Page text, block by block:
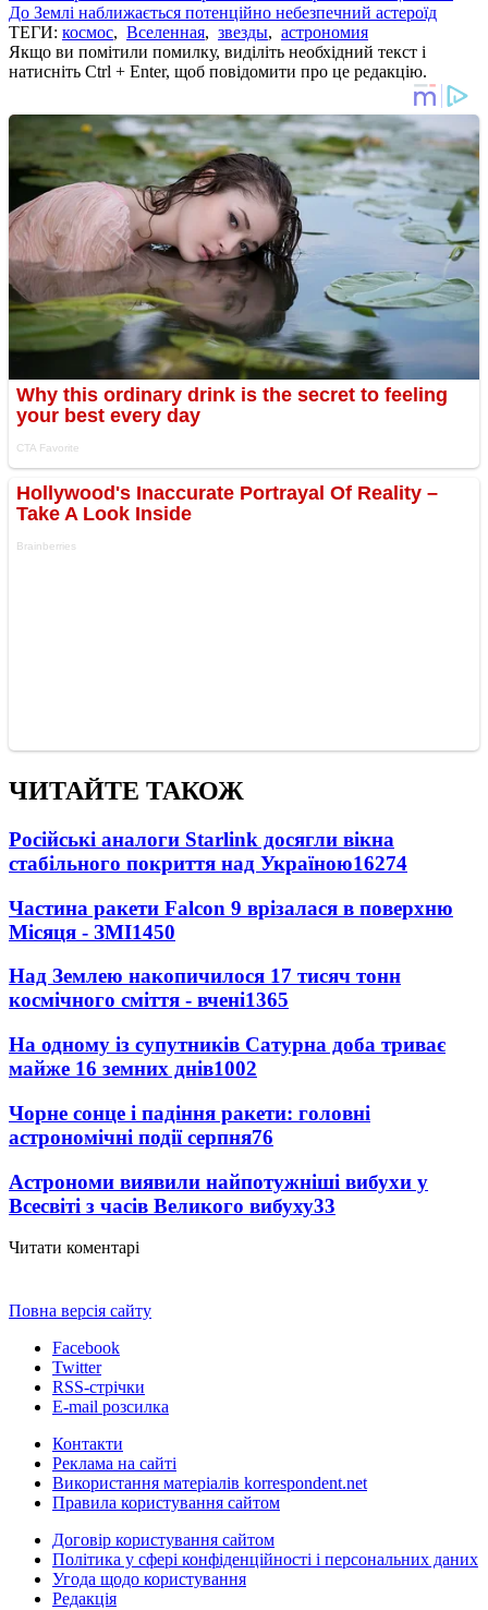
До Землі наближається потенційно небезпечний астероїд
ТЕГИ: космос, Вселенная, звезды, астрономия
Якщо ви помітили помилку, виділіть необхідний текст і
натисніть Ctrl + Enter, щоб повідомити про це редакцію.
ЧИТАЙТЕ ТАКОЖ
Російські аналоги Starlink досягли вікна
стабільного покриття над Україною16274
Частина ракети Falcon 9 врізалася в поверхню
Місяця - ЗМІ1450
Над Землею накопичилося 17 тисяч тонн
космічного сміття - вчені1365
На одному із супутників Сатурна доба триває
майже 16 земних днів1002
Чорне сонце і падіння ракети: головні
астрономічні події серпня76
Астрономи виявили найпотужніші вибухи у
Всесвіті з часів Великого вибуху33
Читати коментарі
Повна версія сайту
Facebook
Twitter
RSS-стрічки
E-mail розсилка
Контакти
Реклама на сайті
Використання матеріалів korrespondent.net
Правила користування сайтом
Договір користування сайтом
Політика у сфері конфіденційності і персональних даних
Угода щодо користування
Редакція